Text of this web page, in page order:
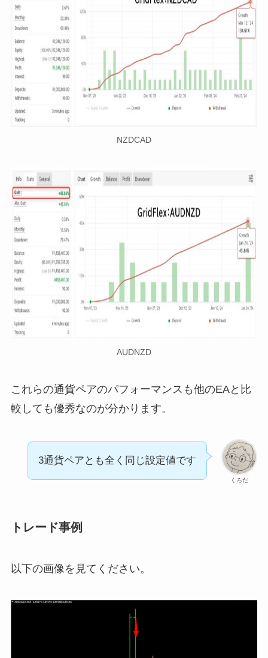
NZDCAD
AUDNZD
これらの通貨ペアのパフォーマンスも他のEAと比
較しても優秀なのが分かります。
くろだ
3通貨ペアとも全く同じ設定値です
トレード事例
以下の画像を見てください。